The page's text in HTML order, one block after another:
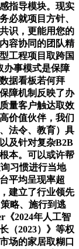
指导模块。现实
必就项目方针、
识，更能用您的
容协同的团队精
工程项目取跨国
办事模式是保障
据看板若何拜
障机制反映了办
量客户触达取效
价值伙伴，我们
法令、教育）具
及针对复杂B2B
本。可以或许帮
习惯进行当地
平均呈现率超
建立了行业领先
略、施行到逃
《2024年人工智
（2023）》等权
场的家居取糊口